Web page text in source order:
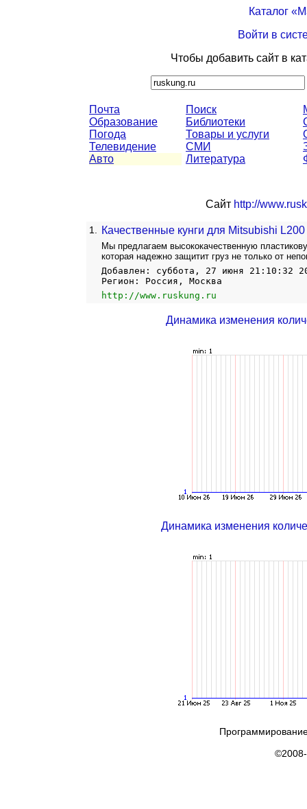
Каталог
Войти в
Чтобы добавить сайт в
Почта
Образование
Погода
Телевидение
Авто
Поиск
Библиотеки
Товары и услуги
СМИ
Литература
Сайт http://
1. Качественные кунги для Mitsubishi
Мы предлагаем высококачественную
которая надежно защитит груз не только от
Добавлен: суббота, 27 июня 21:10:32
Регион: Россия, Москва
http://www.ruskung.ru
Динамика изменения
Динамика изменения